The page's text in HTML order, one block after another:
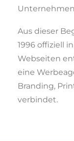
zwischen
Aus dieser
1996 offiziell
Webseiten
eine
Branding,
verbindet.